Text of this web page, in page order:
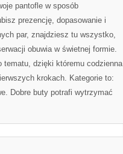
pantofle w sposób
prezencję, dopasowanie i
par, znajdziesz tu wszystko,
obuwia w świetnej formie.
tematu, dzięki któremu codzienna
krokach. Kategorie to:
Dobre buty potrafi wytrzymać